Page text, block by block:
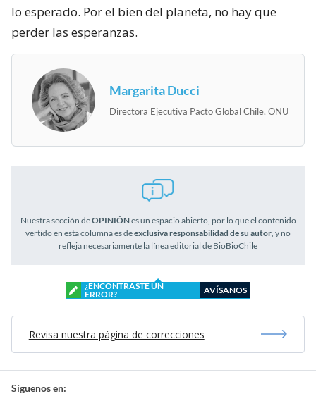
lo esperado. Por el bien del planeta, no hay que
perder las esperanzas.
Margarita Ducci
Directora Ejecutiva Pacto Global Chile, ONU
Nuestra sección deOPINIÓNes un espacio abierto, por lo que el contenido
vertido en esta columna es deexclusiva responsabilidad de su autor , y no
refleja necesariamente la línea editorial de BioBioChile
¿ENCONTRASTE UN
ERROR?
AVÍSANOS
Revisa nuestra página de correcciones
Síguenos en: